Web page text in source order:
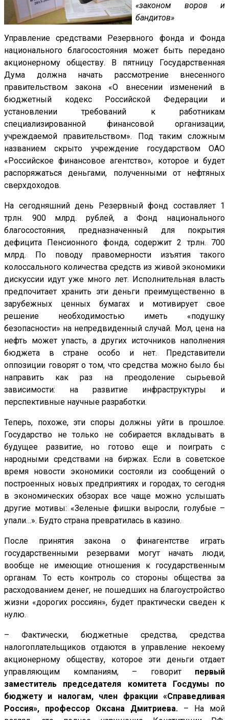
«законом воров и
бандитов»
Управление средствами Резервного фонда и Фонда
национального благосостояния может быть передано
акционерному обществу. В пятницу Государственная
Дума должна начать рассмотрение внесенного
правительством закона «О внесении изменений в
бюджетный кодекс Российской Федерации и
установлении требований к работникам
специализированной финансовой организации,
учреждаемой правительством». Под таким сложным
названием скрыто учреждение государством ОАО
«Российское финансовое агентство», которое и будет
распоряжаться деньгами, полученными от нефтяных
сверхдоходов.
На сегодняшний день Резервный фонд составляет 1
трлн. 900 млрд. рублей, а Фонд национального
благосостояния, предназначенный для покрытия
дефицита Пенсионного фонда, содержит 2 трлн. 700
млрд. По поводу правомерности изъятия такого
колоссального количества средств из живой экономики
дискуссии идут уже много лет. Исполнительная власть
предпочитает хранить эти деньги преимущественно в
зарубежных ценных бумагах и мотивирует свое
решение необходимостью иметь «подушку
безопасности» на непредвиденный случай. Мол, цена на
нефть может упасть, а других источников наполнения
бюджета в стране особо и нет. Представители
оппозиции говорят о том, что средства можно было бы
направить как раз на преодоление сырьевой
зависимости: на развитие инфраструктуры и
перспективные научные разработки.
Теперь, похоже, эти споры должны уйти в прошлое.
Государство не только не собирается вкладывать в
будущее развитие, но готово еще и поиграть с
народными средствами на биржах. Если в советское
время новости экономики состояли из сообщений о
построенных новых предприятиях и городах, то сегодня
в экономических обзорах все чаще можно услышать
другие мотивы: «Зеленые фишки выросли, голубые –
упали…». Будто страна превратилась в казино.
После принятия закона о финагентстве играть
государственными резервами могут начать люди,
вообще не имеющие отношения к государственным
органам. То есть контроль со стороны общества за
расходованием денег, не пошедших на благоустройство
жизни «дорогих россиян», будет практически сведен к
нулю.
– Фактически, бюджетные средства, средства
налогоплательщиков отдаются в управление некоему
акционерному обществу, которое эти деньги отдает
управляющим компаниям, – говорит первый
заместитель председателя комитета Госдумы по
бюджету и налогам, член фракции «Справедливая
Россия», профессор Оксана Дмитриева. – На мой